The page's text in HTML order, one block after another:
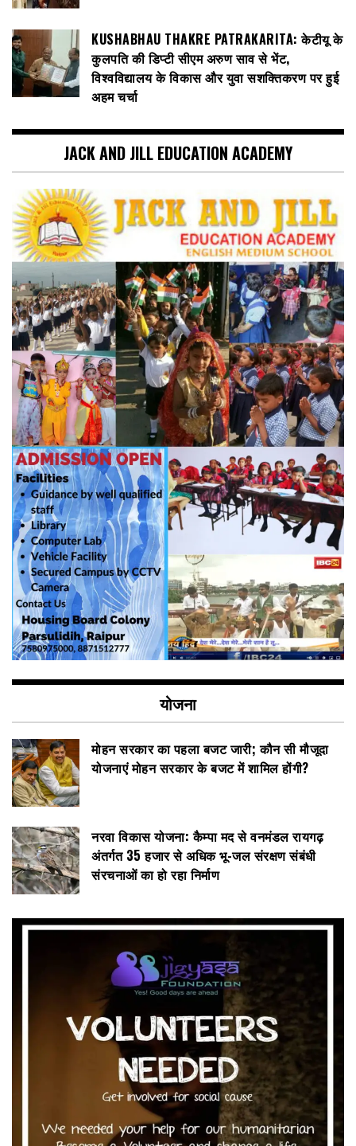
KUSHABHAU THAKRE PATRAKARITA: केटीयू के
कुलपति की डिप्टी सीएम अरुण साव से भेंट,
विश्वविद्यालय के विकास और युवा सशक्तिकरण पर हुई
अहम चर्चा
JACK AND JILL EDUCATION ACADEMY
योजना
मोहन सरकार का पहला बजट जारी; कौन सी मौजूदा
योजनाएं मोहन सरकार के बजट में शामिल होंगी?
नरवा विकास योजना: कैम्पा मद से वनमंडल रायगढ़
अंतर्गत 35 हजार से अधिक भू-जल संरक्षण संबंधी
संरचनाओं का हो रहा निर्माण